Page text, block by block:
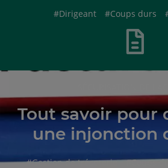
hashtag
#Dirigeant hashtag
#Coups durs
DE
L'ARTICLE
Tout savoir pour
une injonction
hashtag
#Gestion de trésorerie hashtag
#Coups